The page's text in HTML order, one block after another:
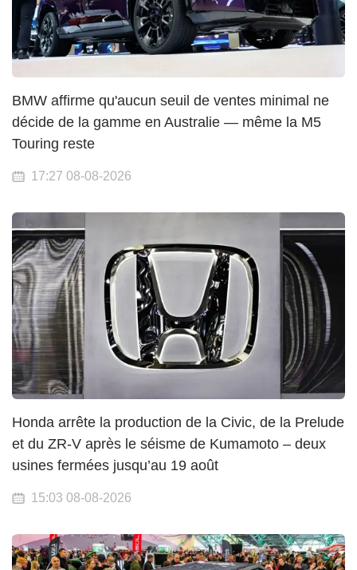
BMW affirme qu'aucun seuil de ventes minimal ne
décide de la gamme en Australie — même la M5
Touring reste
17:27 08-08-2026
Honda arrête la production de la Civic, de la Prelude
et du ZR-V après le séisme de Kumamoto – deux
usines fermées jusqu’au 19 août
15:03 08-08-2026